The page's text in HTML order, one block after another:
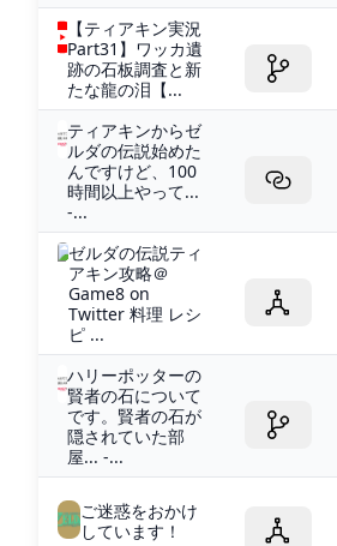
【ティアキン実況
Part31】ワッカ遺
跡の石板調査と新
たな龍の泪【...
ティアキンからゼ
ルダの伝説始めた
んですけど、100
時間以上やって...
-...
ゼルダの伝説ティ
アキン攻略＠
Game8 on
Twitter 料理 レシ
ピ ...
ハリーポッターの
賢者の石について
です。賢者の石が
隠されていた部
屋... -...
ご迷惑をおかけ
しています！